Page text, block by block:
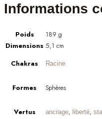
Informations
Poids
189 g
Dimensions 5,1 cm
Chakras
Racine
Formes Sphères
Vertus ancrage, liberté,